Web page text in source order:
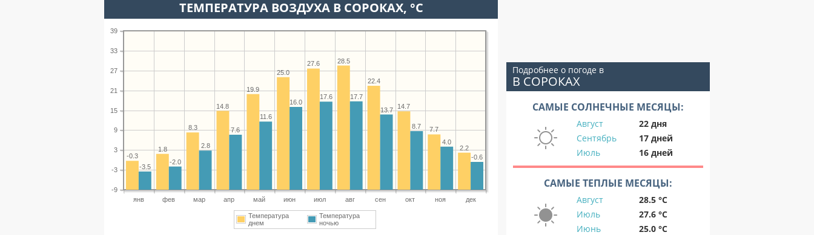
ТЕМПЕРАТУРА ВОЗДУХА В СОРОКАХ, °C
янв фев мар апр май июн июл авг сен окт ноя дек
-9
-3
3
9
15
21
27
33
39
2.2
7.7
14.7
22.4
28.5
27.6
25.0
19.9
14.8
8.3
1.8
-0.3
-0.6
4.0
8.7
13.7
17.7
17.6
16.0
11.6
7.6
2.8
-2.0
-3.5
Температура
днем
Температура
ночью
Подробнее о погоде в
В СОРОКАХ
САМЫЕ СОЛНЕЧНЫЕ МЕСЯЦЫ:
Август
22 дня
Сентябрь
17 дней
Июль
16 дней
САМЫЕ ТЕПЛЫЕ МЕСЯЦЫ:
Август
28.5 °C
Июль
27.6 °C
Июнь
25.0 °C